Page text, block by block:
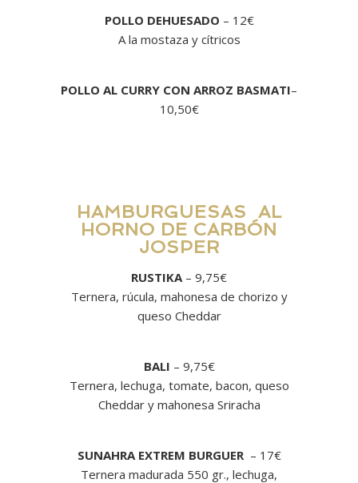
POLLO DEHUESADO – 12€
A la mostaza y cítricos
POLLO AL CURRY CON ARROZ BASMATI–
10,50€
HAMBURGUESAS AL
HORNO DE CARBÓN
JOSPER
RUSTIKA– 9,75€
Ternera, rúcula, mahonesa de chorizo y
queso Cheddar
BALI – 9,75€
Ternera, lechuga, tomate, bacon, queso
Cheddar y mahonesa Sriracha
SUNAHRA EXTREM BURGUER – 17€
Ternera madurada 550 gr., lechuga,